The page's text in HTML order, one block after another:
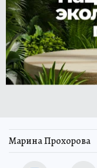
Марина Прохорова